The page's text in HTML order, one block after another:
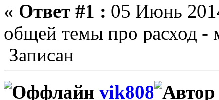
« Ответ #1 : 05 Июнь
общей темы про расход -
Записан
vik808